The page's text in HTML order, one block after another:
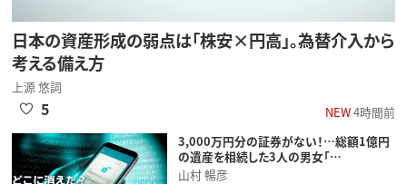
日本の資産形成の弱点は「株安×円高」。為替介入から
考える備え方
上源 悠詞
NEW4時間前
5
3,000万円分の証券がない！…総額1億円
の遺産を相続した3人の男女「…
山村 暢彦